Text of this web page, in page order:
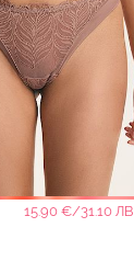
15.90 €/31.10 ЛВ.